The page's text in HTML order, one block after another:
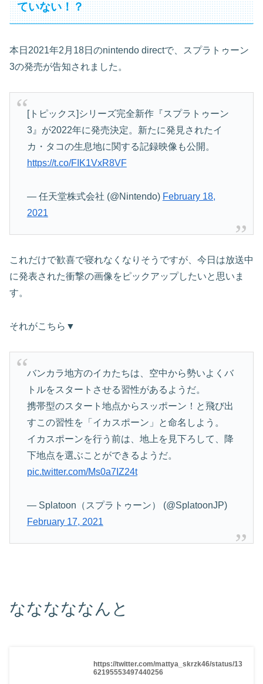
ていない！？
本日2021年2月18日のnintendo directで、スプラトゥーン
3の発売が告知されました。
[トピックス]シリーズ完全新作『スプラトゥーン
3』が2022年に発売決定。新たに発見されたイ
カ・タコの生息地に関する記録映像も公開。
https://t.co/FIK1VxR8VF
— 任天堂株式会社 (@Nintendo) February 18,
2021
これだけで歓喜で寝れなくなりそうですが、今日は放送中
に発表された衝撃の画像をピックアップしたいと思いま
す。
それがこちら▼
バンカラ地方のイカたちは、空中から勢いよくバ
トルをスタートさせる習性があるようだ。
携帯型のスタート地点からスッポーン！と飛び出
すこの習性を「イカスポーン」と命名しよう。
イカスポーンを行う前は、地上を見下ろして、降
下地点を選ぶことができるようだ。
pic.twitter.com/Ms0a7IZ24t
— Splatoon（スプラトゥーン） (@SplatoonJP)
February 17, 2021
なななななんと
https://twitter.com/mattya_skrzk46/status/13
62195553497440256